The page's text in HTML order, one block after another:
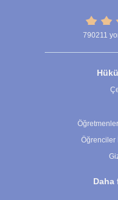
790211
Öğrenciler
Daha